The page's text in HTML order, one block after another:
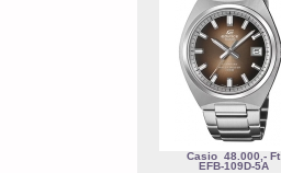
Casio 48.000,- Ft
EFB-109D-5A